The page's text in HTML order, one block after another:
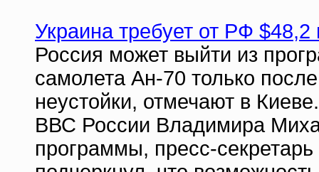
Украина требует от РФ
Россия может выйти из
самолета Ан-70 только
неустойки, отмечают в
ВВС России Владимира
программы, пресс-